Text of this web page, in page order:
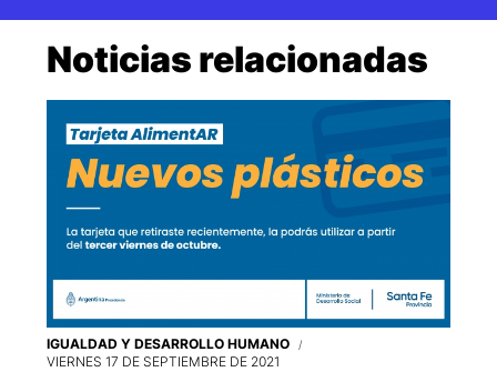
Noticias relacionadas
IGUALDAD Y DESARROLLO HUMANO
VIERNES 17 DE SEPTIEMBRE DE 2021